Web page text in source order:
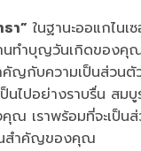
า” ในฐานะออแกไนเ
นทำบุญวันเกิดของคุณ
ำคัญกับความเป็นส่วนตั
นไปอย่างราบรื่น สม
ณ เราพร้อมที่จะเป็น
นสำคัญของคุณ